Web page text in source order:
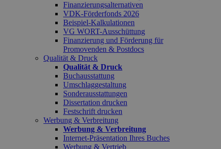
Finanzierungsalternativen
VDK-Förderfonds 2026
Beispiel-Kalkulationen
VG WORT-Ausschüttung
Finanzierung und Förderung für
Promovenden & Postdocs
Qualität & Druck
Qualität & Druck
Buchausstattung
Umschlaggestaltung
Sonderausstattungen
Dissertation drucken
Festschrift drucken
Werbung & Verbreitung
Werbung & Verbreitung
Internet-Präsentation Ihres Buches
Werbung & Vertrieb